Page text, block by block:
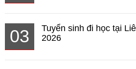
03
Tuyển sinh đi học tại
2026